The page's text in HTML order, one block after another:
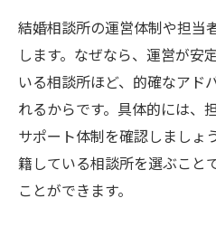
結婚相談所の運営体制や担当
します。なぜなら、運営が安
いる相談所ほど、的確なアド
れるからです。具体的には、
サポート体制を確認しましょ
籍している相談所を選ぶこと
ことができます。